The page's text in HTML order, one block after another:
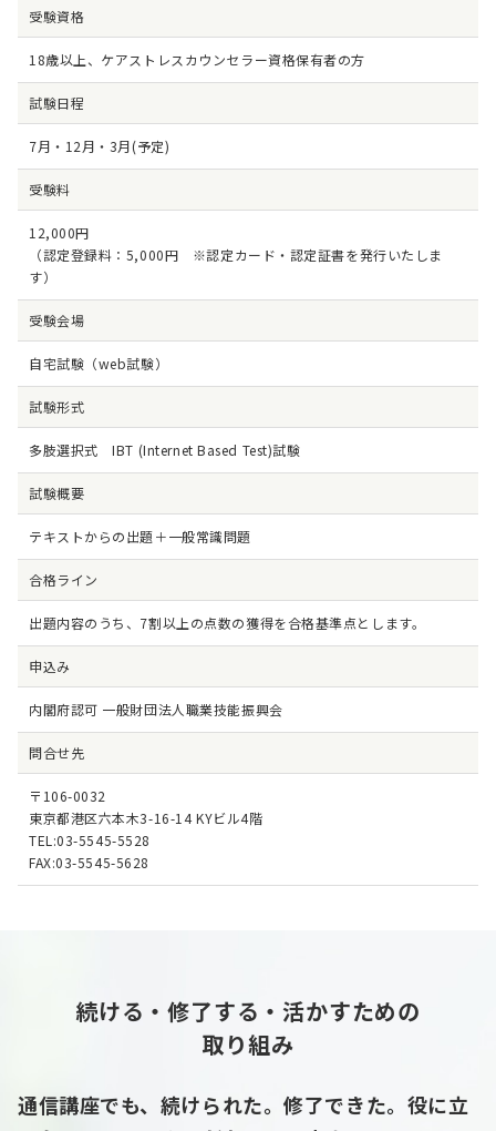
受験資格
18歳以上、ケアストレスカウンセラー資格保有者の方
試験日程
7月・12月・3月(予定)
受験料
12,000円
（認定登録料：5,000円 ※認定カード・認定証書を発行いたしま
す）
受験会場
自宅試験（web試験）
試験形式
多肢選択式 IBT (Internet Based Test)試験
試験概要
テキストからの出題＋一般常識問題
合格ライン
出題内容のうち、7割以上の点数の獲得を合格基準点とします。
申込み
内閣府認可 一般財団法人職業技能振興会
問合せ先
〒106-0032
東京都港区六本木3-16-14 KYビル4階
TEL:03-5545-5528
FAX:03-5545-5628
続ける・修了する・活かすための
取り組み
通信講座でも、続けられた。修了できた。役に立